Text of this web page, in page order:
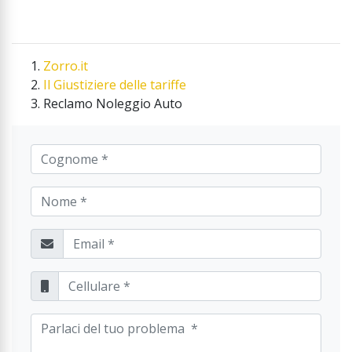
Zorro.it
Il Giustiziere delle tariffe
Reclamo Noleggio Auto